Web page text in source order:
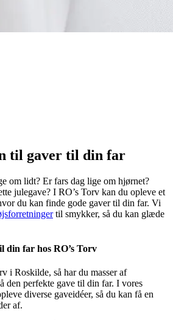
til gaver til din far
om lidt? Er fars dag lige om hjørnet?
julegave? I RO’s Torv kan du opleve et
du kan finde gode gaver til din far. Vi
til smykker, så du kan glæde
din far hos RO’s Torv
i Roskilde, så har du masser af
den perfekte gave til din far. I vores
diverse gaveidéer, så du kan få en
af.